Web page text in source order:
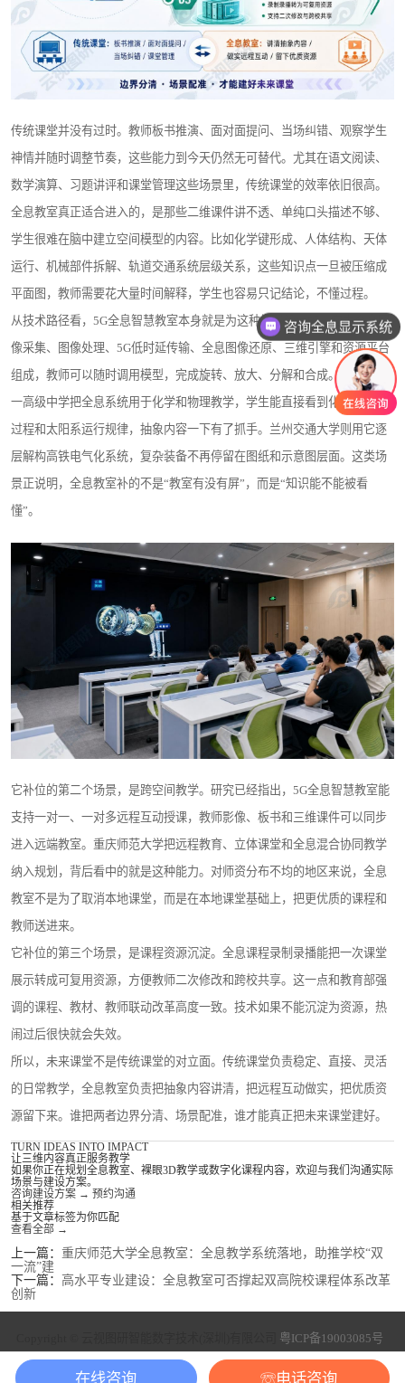
传统课堂并没有过时。教师板书推演、面对面提问、当场纠错、观察学生
神情并随时调整节奏，这些能力到今天仍然无可替代。尤其在语文阅读、
数学演算、习题讲评和课堂管理这些场景里，传统课堂的效率依旧很高。
全息教室真正适合进入的，是那些二维课件讲不透、单纯口头描述不够、
学生很难在脑中建立空间模型的内容。比如化学键形成、人体结构、天体
运行、机械部件拆解、轨道交通系统层级关系，这些知识点一旦被压缩成
平面图，教师需要花大量时间解释，学生也容易只记结论，不懂过程。
从技术路径看，5G全息智慧教室本身就是为这种场景设计的。它由全息图
像采集、图像处理、5G低时延传输、全息图像还原、三维引擎和资源平台
组成，教师可以随时调用模型，完成旋转、放大、分解和合成。上蔡县第
一高级中学把全息系统用于化学和物理教学，学生能直接看到化学键形成
过程和太阳系运行规律，抽象内容一下有了抓手。兰州交通大学则用它逐
层解构高铁电气化系统，复杂装备不再停留在图纸和示意图层面。这类场
景正说明，全息教室补的不是“教室有没有屏”，而是“知识能不能被看
懂”。
它补位的第二个场景，是跨空间教学。研究已经指出，5G全息智慧教室能
支持一对一、一对多远程互动授课，教师影像、板书和三维课件可以同步
进入远端教室。重庆师范大学把远程教育、立体课堂和全息混合协同教学
纳入规划，背后看中的就是这种能力。对师资分布不均的地区来说，全息
教室不是为了取消本地课堂，而是在本地课堂基础上，把更优质的课程和
教师送进来。
它补位的第三个场景，是课程资源沉淀。全息课程录制录播能把一次课堂
展示转成可复用资源，方便教师二次修改和跨校共享。这一点和教育部强
调的课程、教材、教师联动改革高度一致。技术如果不能沉淀为资源，热
闹过后很快就会失效。
所以，未来课堂不是传统课堂的对立面。传统课堂负责稳定、直接、灵活
的日常教学，全息教室负责把抽象内容讲清，把远程互动做实，把优质资
源留下来。谁把两者边界分清、场景配准，谁才能真正把未来课堂建好。
TURN IDEAS INTO IMPACT
让三维内容真正服务教学
如果你正在规划全息教室、裸眼3D教学或数字化课程内容，欢迎与我们沟通实际
场景与建设方案。
咨询建设方案 → 预约沟通
相关推荐
基于文章标签为你匹配
查看全部 →
上一篇： 重庆师范大学全息教室：全息教学系统落地，助推学校“双
一流”建
下一篇： 高水平专业建设：全息教室可否撑起双高院校课程体系改革
创新
粤ICP备19003085号
咨询全息显示系统
在线咨询 ☏电话咨询